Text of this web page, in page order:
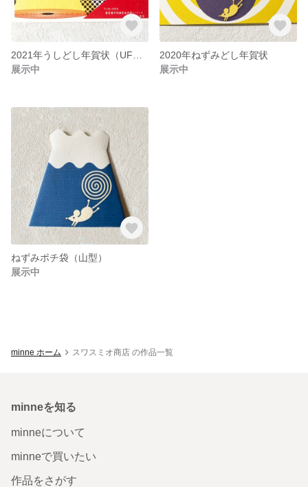
展示中
2020年ねずみどし年賀状
展示中
ねずみポチ袋（山型）
展示中
minne ホーム スワスミオ商店 の作品一覧
minneを知る
minneについて
minneで買いたい
作品をさがす